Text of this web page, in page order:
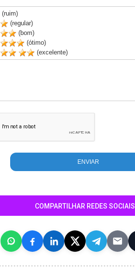
(ruim)
(regular)
(bom)
(ótimo)
(excelente)
COMPARTILHAR REDES SOCIAIS